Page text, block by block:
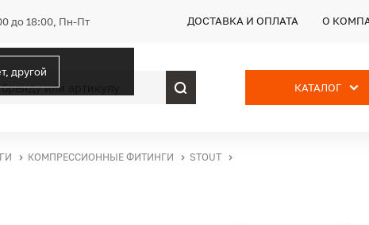
до 18:00, Пн-Пт
другой
ДОСТАВКА И ОПЛАТА О
КАТАЛОГ
КОМПРЕССИОННЫЕ ФИТИНГИ
STOUT